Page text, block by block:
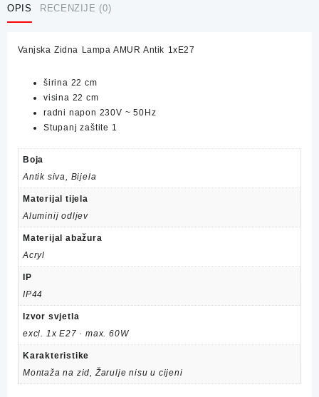
Antik
OPIS RECENZIJE (0)
Vanjska Zidna Lampa AMUR Antik 1xE27
širina 22 cm
visina 22 cm
radni napon 230V ~ 50Hz
Stupanj zaštite 1
Boja
Antik siva, Bijela
Materijal tijela
Aluminij odljev
Materijal abažura
Acryl
IP
IP44
Izvor svjetla
excl. 1x E27 · max. 60W
Karakteristike
Montaža na zid, Žarulje nisu u cijeni